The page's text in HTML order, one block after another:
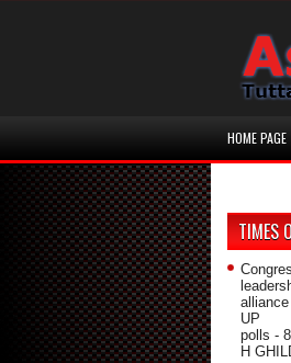
HOME PAGE
TIMES
UP
polls -
H